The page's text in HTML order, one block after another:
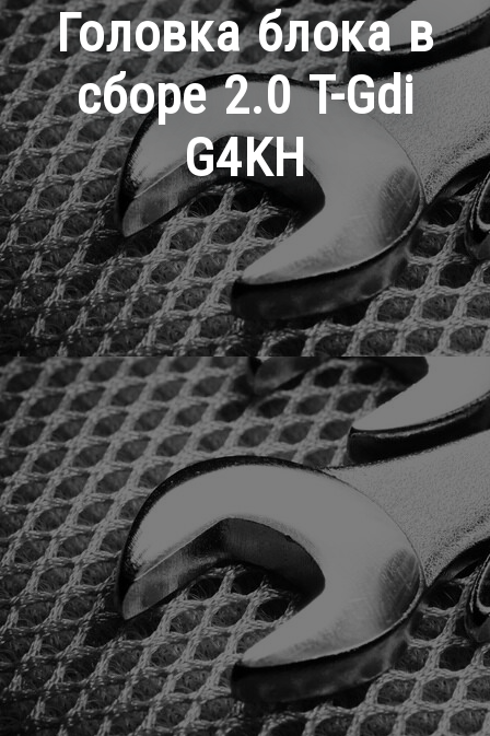
Головка блока в
сборе 2.0 T-Gdi
G4KH